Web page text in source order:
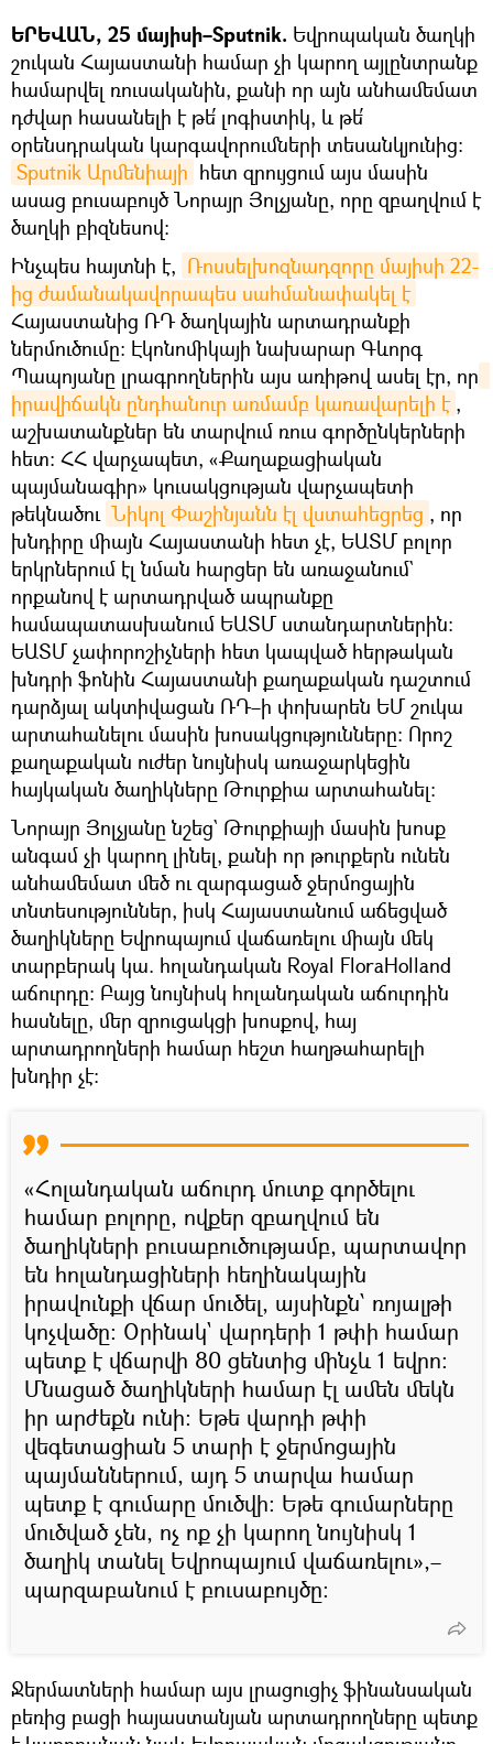
ԵՐԵՎԱՆ, 25 մայիսի–Sputnik. Եվրոպական ծաղկի
շուկան Հայաստանի համար չի կարող այլընտրանք
համարվել ռուսականին, քանի որ այն անհամեմատ
դժվար հասանելի է թե՛ լոգիստիկ, և թե՛
օրենսդրական կարգավորումների տեսանկյունից։
Sputnik Արմենիայի հետ զրույցում այս մասին
ասաց բուսաբույծ Նորայր Յոլչյանը, որը զբաղվում է
ծաղկի բիզնեսով։
Ինչպես հայտնի է, Ռոսսելխոզնադզորը մայիսի 22-
ից ժամանակավորապես սահմանափակել է
Հայաստանից ՌԴ ծաղկային արտադրանքի
ներմուծումը։ Էկոնոմիկայի նախարար Գևորգ
Պապոյանը լրագրողներին այս առիթով ասել էր, որ
իրավիճակն ընդհանուր առմամբ կառավարելի է ,
աշխատանքներ են տարվում ռուս գործընկերների
հետ: ՀՀ վարչապետ, «Քաղաքացիական
պայմանագիր» կուսակցության վարչապետի
թեկնածու Նիկոլ Փաշինյանն էլ վստահեցրեց , որ
խնդիրը միայն Հայաստանի հետ չէ, ԵԱՏՄ բոլոր
երկրներում էլ նման հարցեր են առաջանում`
որքանով է արտադրված ապրանքը
համապատասխանում ԵԱՏՄ ստանդարտներին։
ԵԱՏՄ չափորոշիչների հետ կապված հերթական
խնդրի ֆոնին Հայաստանի քաղաքական դաշտում
դարձյալ ակտիվացան ՌԴ–ի փոխարեն ԵՄ շուկա
արտահանելու մասին խոսակցությունները։ Որոշ
քաղաքական ուժեր նույնիսկ առաջարկեցին
հայկական ծաղիկները Թուրքիա արտահանել։
Նորայր Յոլչյանը նշեց` Թուրքիայի մասին խոսք
անգամ չի կարող լինել, քանի որ թուրքերն ունեն
անհամեմատ մեծ ու զարգացած ջերմոցային
տնտեսություններ, իսկ Հայաստանում աճեցված
ծաղիկները Եվրոպայում վաճառելու միայն մեկ
տարբերակ կա. հոլանդական Royal FloraHolland
աճուրդը։ Բայց նույնիսկ հոլանդական աճուրդին
հասնելը, մեր զրուցակցի խոսքով, հայ
արտադրողների համար հեշտ հաղթահարելի
խնդիր չէ։
«Հոլանդական աճուրդ մուտք գործելու
համար բոլորը, ովքեր զբաղվում են
ծաղիկների բուսաբուծությամբ, պարտավոր
են հոլանդացիների հեղինակային
իրավունքի վճար մուծել, այսինքն՝ ռոյալթի
կոչվածը։ Օրինակ` վարդերի 1 թփի համար
պետք է վճարվի 80 ցենտից մինչև 1 եվրո։
Մնացած ծաղիկների համար էլ ամեն մեկն
իր արժեքն ունի։ Եթե վարդի թփի
վեգետացիան 5 տարի է ջերմոցային
պայմաններում, այդ 5 տարվա համար
պետք է գումարը մուծվի։ Եթե գումարները
մուծված չեն, ոչ ոք չի կարող նույնիսկ 1
ծաղիկ տանել Եվրոպայում վաճառելու»,–
պարզաբանում է բուսաբույծը։
Ջերմատների համար այս լրացուցիչ ֆինանսական
բեռից բացի հայաստանյան արտադրողները պետք